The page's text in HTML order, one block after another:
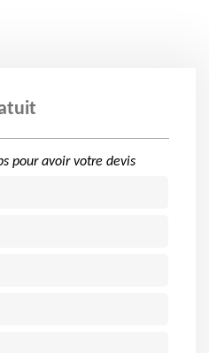
pour avoir votre devis